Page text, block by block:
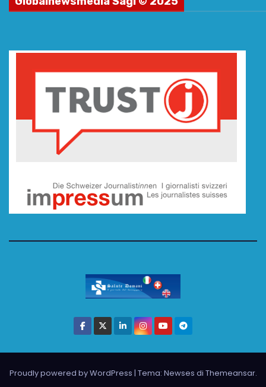
Proudly powered by WordPress | Tema: Newses di Themeansar.